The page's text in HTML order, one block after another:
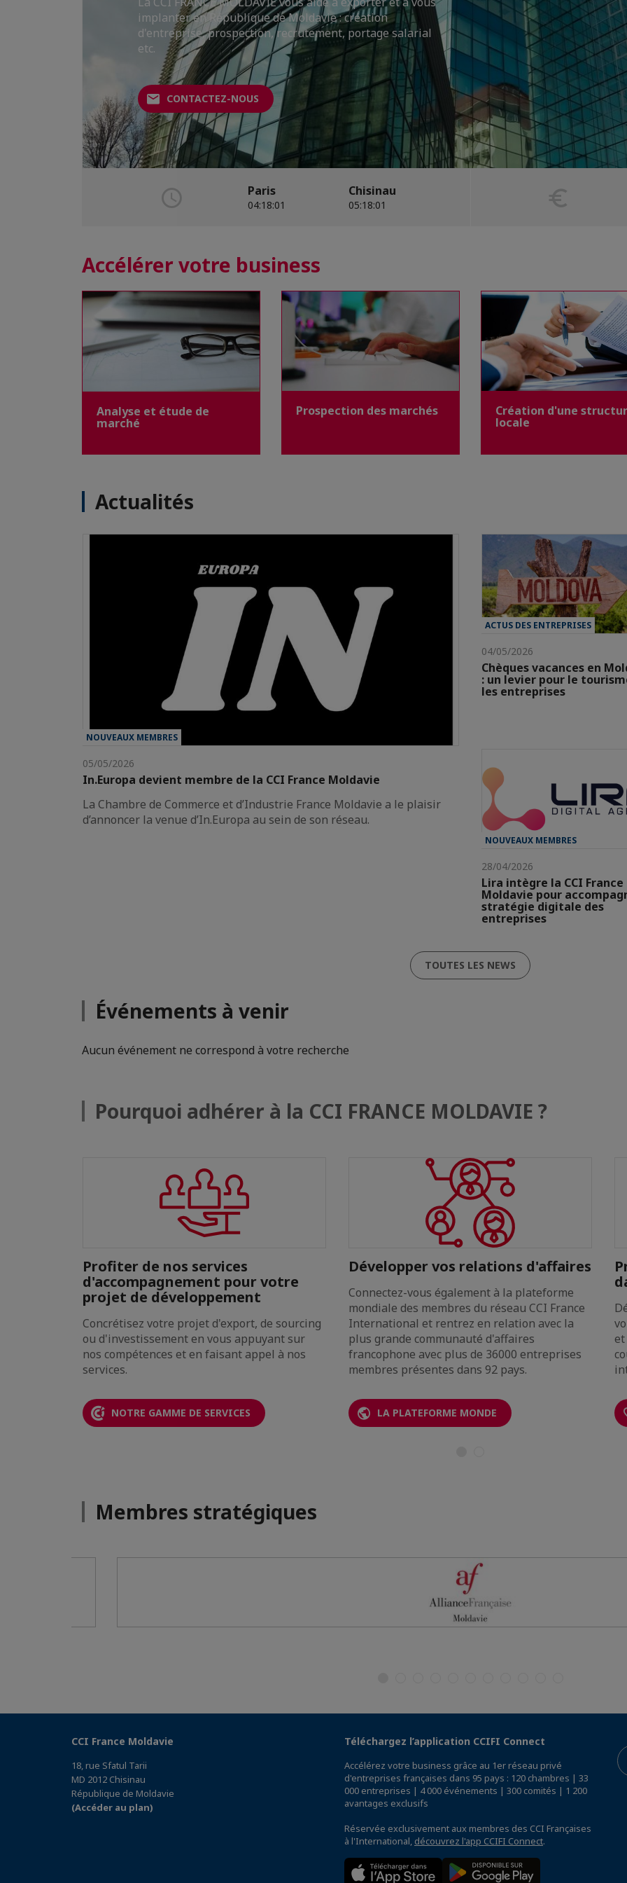
implanter en République de Moldavie : création
d'entreprise, prospection, recrutement, portage salarial
etc.
CONTACTEZ-NOUS
TÉLÉCHARGEZ LA FICHE PAYS
qui réunit des entreprises françaises, moldaves et
internationales.
ADHÉREZ
Paris
04:18:02
Chisinau
05:18:02
Accélérer votre business
Analyse et étude de
marché
Prospection des marchés Création d'une
locale
Actualités
NOUVEAUX MEMBRES
05/05/2026
In.Europa devient membre de la CCI France Moldavie
La Chambre de Commerce et d’Industrie France Moldavie a le plaisir
d’annoncer la venue d’In.Europa au sein de son réseau.
ACTUS DES ENTREPRISES
04/05/2026
Chèques vacances en
: un levier pour le
les entreprises
NOUVEAUX MEMBRES
28/04/2026
Lira intègre la CCI France
Moldavie pour
stratégie digitale des
entreprises
TOUTES LES NEWS
Événements à venir
Aucun événement ne correspond à votre recherche
Pourquoi adhérer à la CCI FRANCE MOLDAVIE ?
Profiter de nos services
d'accompagnement pour votre
projet de développement
Concrétisez votre projet d'export, de sourcing
ou d'investissement en vous appuyant sur
nos compétences et en faisant appel à nos
services.
NOTRE GAMME DE SERVICES
Développer vos relations d'affaires
Connectez-vous également à la plateforme
mondiale des membres du réseau CCI France
International et rentrez en relation avec la
plus grande communauté d'affaires
francophone avec plus de 36000 entreprises
membres présentes dans 92 pays.
LA PLATEFORME MONDE
Membres stratégiques
CCI France Moldavie
18, rue Sfatul Tarii
MD 2012 Chisinau
République de Moldavie
(Accéder au plan)
Téléchargez l’application CCIFI Connect
Accélérez votre business grâce au 1er réseau privé
d'entreprises françaises dans 95 pays : 120 chambres | 33
000 entreprises | 4 000 événements | 300 comités | 1 200
avantages exclusifs
Réservée exclusivement aux membres des CCI Françaises
à l'International, découvrez l'app CCIFI Connect.